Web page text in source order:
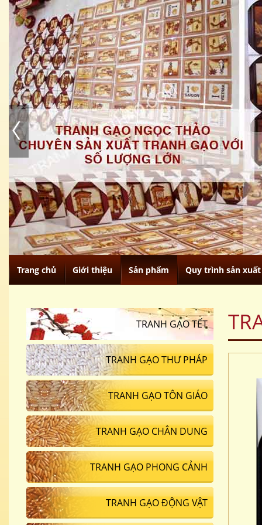
Trang chủ Giới thiệu Sản phẩm Quy trình sản xuất
TRANH GẠO TẾT
TRANH GẠO THƯ PHÁP
TRANH GẠO TÔN GIÁO
TRANH GẠO CHÂN DUNG
TRANH GẠO PHONG CẢNH
TRANH GẠO ĐỘNG VẬT